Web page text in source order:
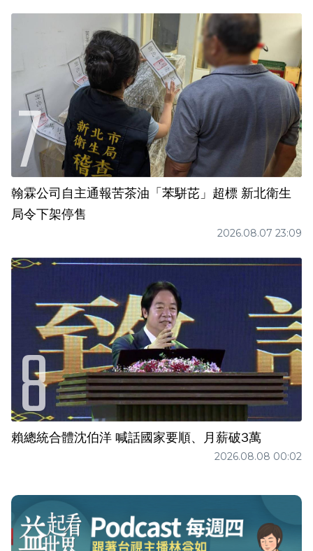
翰霖公司自主通報苦茶油「苯駢芘」超標 新北衛生
局令下架停售
2026.08.07 23:09
賴總統合體沈伯洋 喊話國家要順、月薪破3萬
2026.08.08 00:02